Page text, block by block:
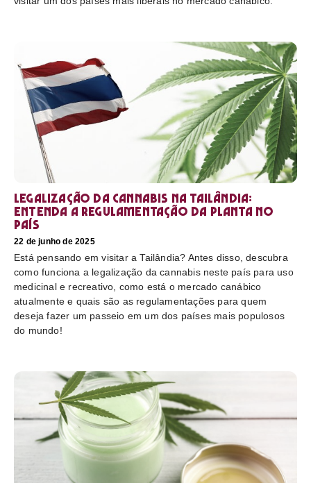
Legalização da cannabis na Tailândia:
Entenda a regulamentação da planta no
país
22 de junho de 2025
Está pensando em visitar a Tailândia? Antes disso, descubra
como funciona a legalização da cannabis neste país para uso
medicinal e recreativo, como está o mercado canábico
atualmente e quais são as regulamentações para quem
deseja fazer um passeio em um dos países mais populosos
do mundo!